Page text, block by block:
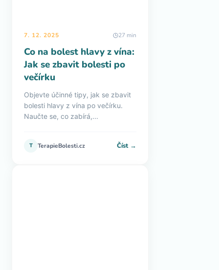
7. 12. 2025 27 min
Co na bolest hlavy z vína:
Jak se zbavit bolesti po
večírku
Objevte účinné tipy, jak se zbavit
bolesti hlavy z vína po večírku.
Naučte se, co zabírá,...
T TerapieBolesti.cz Číst →